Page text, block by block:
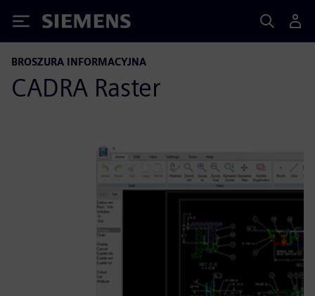
Siemens
BROSZURA INFORMACYJNA
CADRA Raster